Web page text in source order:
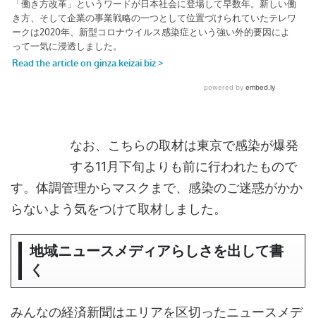
なお、こちらの取材は東京で感染が爆発
する11月下旬よりも前に行われたもので
す。体調管理からマスクまで、感染のご迷惑がかか
らないよう気をつけて取材しました。
地域ニュースメディアらしさを出して書
く
みんなの経済新聞はエリアを区切ったニュースメデ